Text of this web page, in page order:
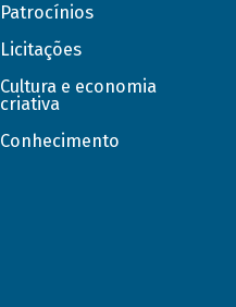
Patrocínios
Licitações
Cultura e economia
criativa
Conhecimento